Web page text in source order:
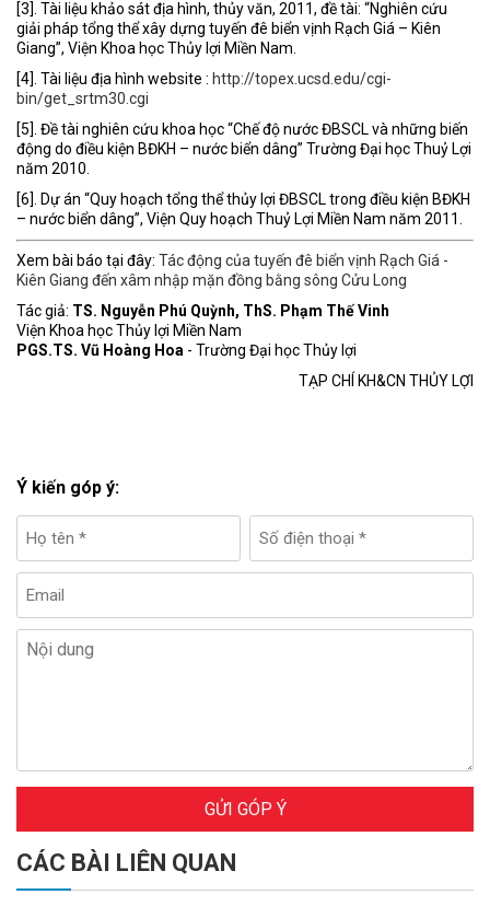
[3]. Tài liệu khảo sát địa hình, thủy văn, 2011, đề tài: “Nghiên cứu
giải pháp tổng thể xây dựng tuyến đê biển vịnh Rạch Giá – Kiên
Giang”, Viện Khoa học Thủy lợi Miền Nam.
[4]. Tài liệu địa hình website : http://topex.ucsd.edu/cgi-
bin/get_srtm30.cgi
[5]. Đề tài nghiên cứu khoa học “Chế độ nước ĐBSCL và những biến
động do điều kiện BĐKH – nước biển dâng” Trường Đại học Thuỷ Lợi
năm 2010.
[6]. Dự án “Quy hoạch tổng thể thủy lợi ĐBSCL trong điều kiện BĐKH
– nước biển dâng”, Viện Quy hoạch Thuỷ Lợi Miền Nam năm 2011.
Xem bài báo tại đây: Tác động của tuyến đê biển vịnh Rạch Giá -
Kiên Giang đến xâm nhập mặn đồng bằng sông Cửu Long
Tác giả: TS. Nguyễn Phú Quỳnh, ThS. Phạm Thế Vinh
Viện Khoa học Thủy lợi Miền Nam
PGS.TS. Vũ Hoàng Hoa - Trường Đại học Thủy lợi
TẠP CHÍ KH&CN THỦY LỢI
Ý kiến góp ý:
GỬI GÓP Ý
CÁC BÀI LIÊN QUAN